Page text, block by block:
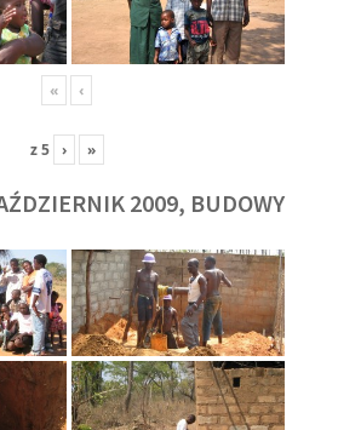
« ‹
z5 › »
2009, BUDOWY